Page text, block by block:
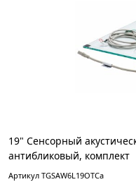
19" Сенсорный
антибликовый, комплект
Артикул TGSAW6L19OTCa